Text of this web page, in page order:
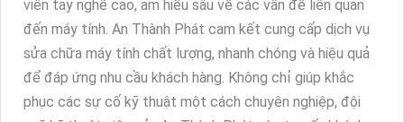
viên tay nghề cao, am hiểu sâu về các vấn đề liên quan
đến máy tính. An Thành Phát cam kết cung cấp dịch vụ
sửa chữa máy tính chất lượng, nhanh chóng và hiệu quả
để đáp ứng nhu cầu khách hàng. Không chỉ giúp khắc
phục các sự cố kỹ thuật một cách chuyên nghiệp, đội